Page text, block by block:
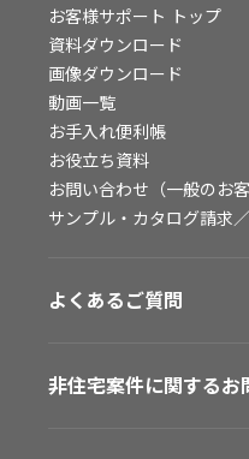
お客様サポート トップ
資料ダウンロード
画像ダウンロード
動画一覧
お手入れ便利帳
お役立ち資料
お問い合わせ（一般のお客
サンプル・カタログ請求
よくあるご質問
非住宅案件に関するお